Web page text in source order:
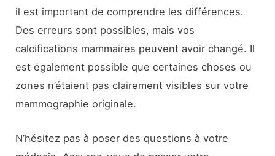
il est important de comprendre les différences.
Des erreurs sont possibles, mais vos
calcifications mammaires peuvent avoir changé. Il
est également possible que certaines choses ou
zones n’étaient pas clairement visibles sur votre
mammographie originale.
N’hésitez pas à poser des questions à votre